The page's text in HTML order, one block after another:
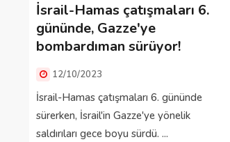
İsrail-Hamas çatışmaları 6.
gününde, Gazze'ye
bombardıman sürüyor!
12/10/2023
İsrail-Hamas çatışmaları 6. gününde
sürerken, İsrail'in Gazze'ye yönelik
saldırıları gece boyu sürdü. ...